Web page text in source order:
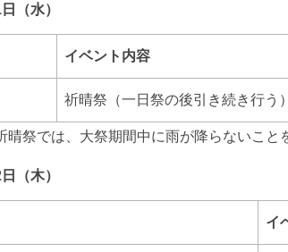
（水）
イベント内容
祈晴祭（一日祭の後引き続き行う）
晴祭では、大祭期間中に雨が降らないこと
（木）
イ